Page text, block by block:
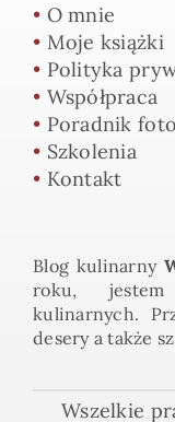
• O mnie
• Moje książki
• Polityka
• Współpraca
• Poradnik
• Szkolenia
• Kontakt
Blog kulinarny
roku,
kulinarnych.
desery a także
Wszelkie